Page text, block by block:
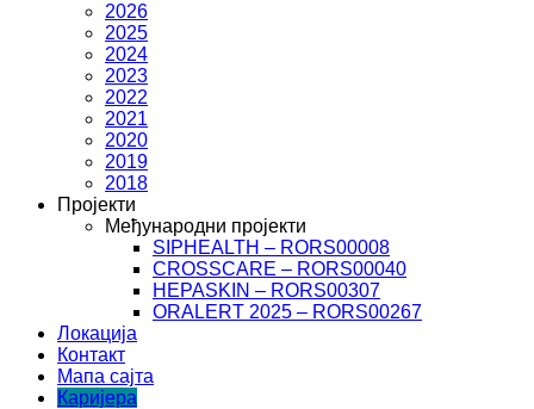
2026
2025
2024
2023
2022
2021
2020
2019
2018
Пројекти
Међународни пројекти
SIPHEALTH – RORS00008
CROSSCARE – RORS00040
HEPASKIN – RORS00307
ORALERT 2025 – RORS00267
Локација
Контакт
Мапа сајта
Каријера